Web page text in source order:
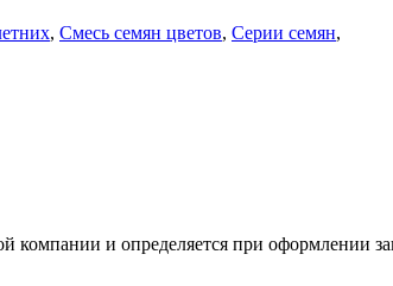
, Смесь семян цветов, Серии семян,
компании и определяется при оформлении